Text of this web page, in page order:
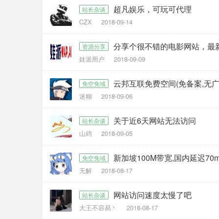
站长杂谈 超凡娱乐，可玩可代理
CZX 2018-09-14
资源分享 分享个很不错的电影网站，最
娃派用户 2018-09-09
免空免域 云邦互联免费空间(免备案,无
迷糊 2018-09-06
站长杂谈 关于近6天网站无法访问
山鸡 2018-09-05
免空免域 新加坡100M带宽,国内延迟
无解 2018-08-17
站长杂谈 网站访问速度太慢了吧
大王不容易丶 2018-08-17